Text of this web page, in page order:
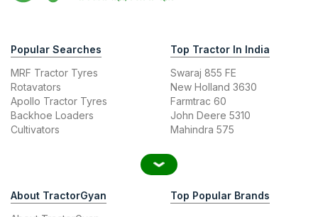
Popular Searches
MRF Tractor Tyres
Rotavators
Apollo Tractor Tyres
Backhoe Loaders
Cultivators
Top Tractor In India
Swaraj 855 FE
New Holland 3630
Farmtrac 60
John Deere 5310
Mahindra 575
About TractorGyan
Top Popular Brands